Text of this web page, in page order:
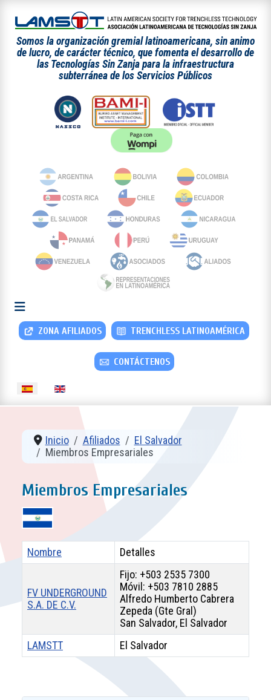
Somos la organización gremial latinoamericana, sin animo
de lucro, de carácter técnico, que fomenta el desarrollo de
las Tecnologías Sin Zanja para la infraestructura
subterránea de los Servicios Públicos
ZONA AFILIADOS TRENCHLESS LATINOAMÉRICA
CONTÁCTENOS
Seleccione su idioma
Inicio Afiliados
El Salvador
Miembros Empresariales
Miembros Empresariales
Nombre Detalles
FV UNDERGROUND
S.A. DE C.V.
Fijo: +503 2535 7300
Móvil: +503 7810 2885
Alfredo Humberto Cabrera
Zepeda (Gte Gral)
San Salvador, El Salvador
LAMSTT
El Salvador